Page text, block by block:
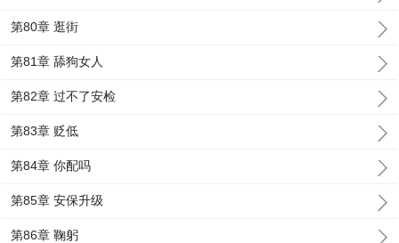
第80章 逛街
第81章 舔狗女人
第82章 过不了安检
第83章 贬低
第84章 你配吗
第85章 安保升级
第86章 鞠躬